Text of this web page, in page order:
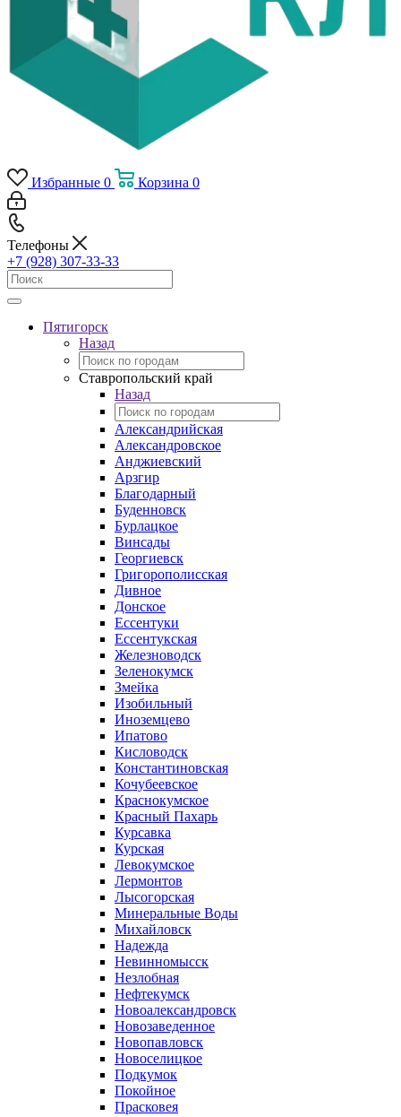
Избранные 0 Корзина 0
Телефоны
+7 (928) 307-33-33
Пятигорск
Назад
Ставропольский край
Назад
Александрийская
Александровское
Анджиевский
Арзгир
Благодарный
Буденновск
Бурлацкое
Винсады
Георгиевск
Григорополисская
Дивное
Донское
Ессентуки
Ессентукская
Железноводск
Зеленокумск
Змейка
Изобильный
Иноземцево
Ипатово
Кисловодск
Константиновская
Кочубеевское
Краснокумское
Красный Пахарь
Курсавка
Курская
Левокумское
Лермонтов
Лысогорская
Минеральные Воды
Михайловск
Надежда
Невинномысск
Незлобная
Нефтекумск
Новоалександровск
Новозаведенное
Новопавловск
Новоселицкое
Подкумок
Покойное
Прасковея